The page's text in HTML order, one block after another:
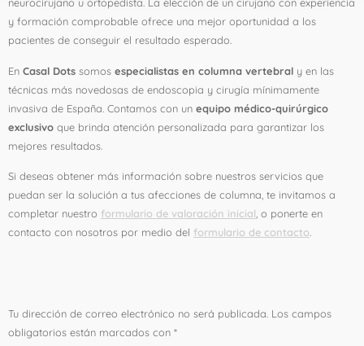
neurocirujano u ortopedista. La elección de un cirujano con experiencia
y formación comprobable ofrece una mejor oportunidad a los
pacientes de conseguir el resultado esperado.
En Casal Dots somos especialistas en columna vertebral y en las
técnicas más novedosas de endoscopia y cirugía mínimamente
invasiva de España. Contamos con un equipo médico-quirúrgico
exclusivo que brinda atención personalizada para garantizar los
mejores resultados.
Si deseas obtener más información sobre nuestros servicios que
puedan ser la solución a tus afecciones de columna, te invitamos a
completar nuestro formulario de valoración inicial , o ponerte en
contacto con nosotros por medio del formulario de contacto
Tu dirección de correo electrónico no será publicada. Los campos
obligatorios están marcados con *